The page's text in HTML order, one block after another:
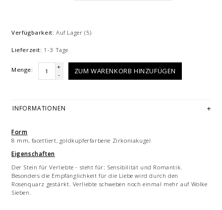
Verfügbarkeit: Auf Lager(5)
Lieferzeit: 1-3 Tage
Menge:
+
-
ZUM WARENKORB HINZUFÜGEN
INFORMATIONEN
Form
8 mm, facettiert, goldkupferfarbene Zirkoniakugel
Eigenschaften
Der Stein für Verliebte - steht für: Sensibilität und Romantik.
Besonders die Empfänglichkeit für die Liebe wird durch den
Rosenquarz gestärkt. Verliebte schweben noch einmal mehr auf Wolke
Sieben.